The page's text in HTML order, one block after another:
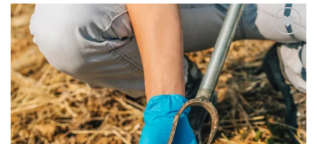
Toevoegen
aan
wenslijst